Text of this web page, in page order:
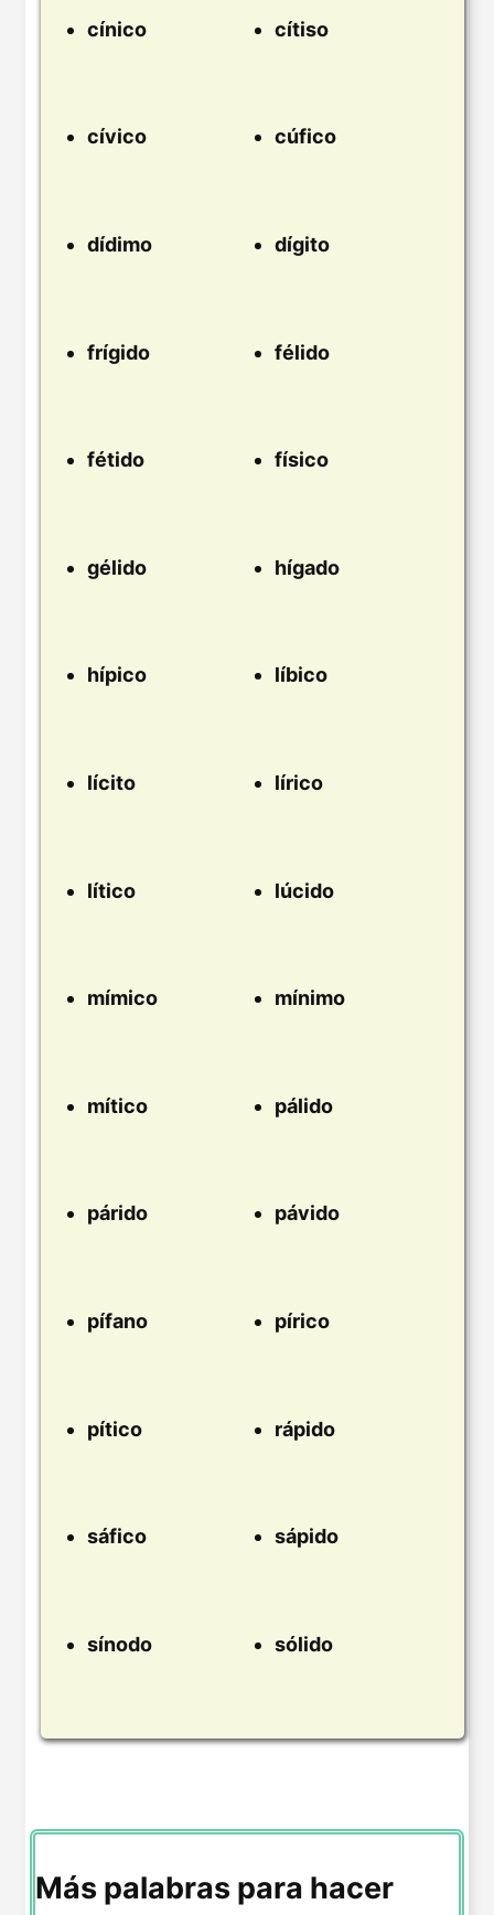
cínico cítiso
cívico cúfico
dídimo dígito
frígido félido
fétido físico
gélido hígado
hípico líbico
lícito lírico
lítico lúcido
mímico mínimo
mítico pálido
párido pávido
pífano pírico
pítico rápido
sáfico sápido
sínodo sólido
Más palabras para hacer